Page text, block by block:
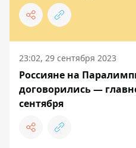
23:02, 29 сентября 2023
Россияне на
договорились —
сентября